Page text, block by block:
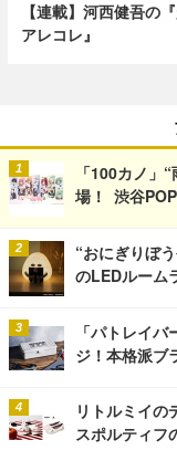
【連載】河西健吾の
アレコレ』
「100カノ」
場！ 渋谷
“おにぎりぼ
のLEDルーム
「パトレイ
ジ！本格派ブ
リトルミイの
スポルティフ